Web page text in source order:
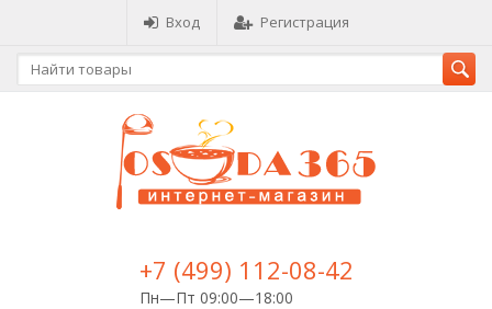
Вход Регистрация
+7 (499) 112-08-42
Пн—Пт 09:00—18:00